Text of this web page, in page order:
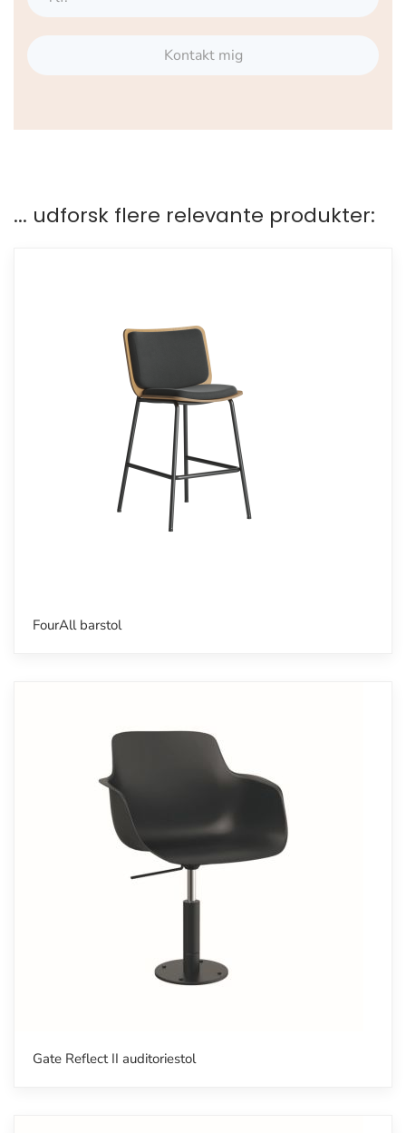
Kontakt mig
... udforsk flere relevante produkter:
FourAll barstol
Gate Reflect II auditoriestol